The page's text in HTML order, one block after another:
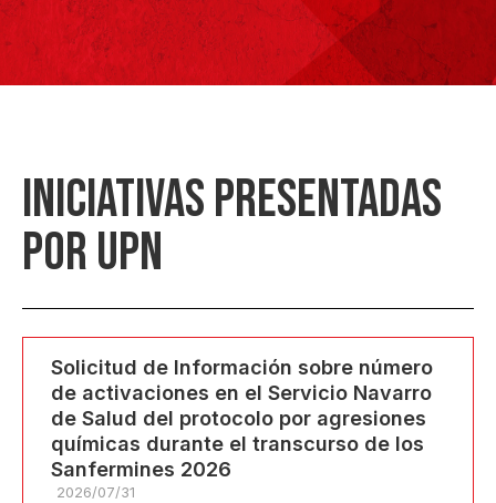
INICIATIVAS PRESENTADAS
POR UPN
Solicitud de Información sobre número
de activaciones en el Servicio Navarro
de Salud del protocolo por agresiones
químicas durante el transcurso de los
Sanfermines 2026
2026/07/31